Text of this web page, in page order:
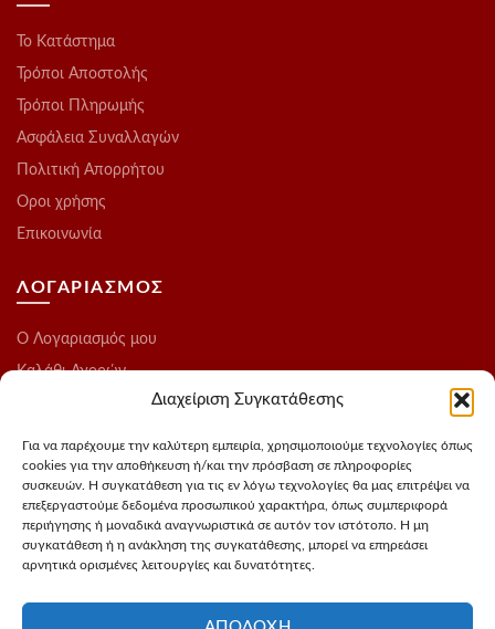
Διαχείριση Συγκατάθεσης
Για να παρέχουμε την καλύτερη εμπειρία, χρησιμοποιούμε τεχνολογίες όπως
cookies για την αποθήκευση ή/και την πρόσβαση σε πληροφορίες
συσκευών. Η συγκατάθεση για τις εν λόγω τεχνολογίες θα μας επιτρέψει να
επεξεργαστούμε δεδομένα προσωπικού χαρακτήρα, όπως συμπεριφορά
περιήγησης ή μοναδικά αναγνωριστικά σε αυτόν τον ιστότοπο. Η μη
συγκατάθεση ή η ανάκληση της συγκατάθεσης, μπορεί να επηρεάσει
αρνητικά ορισμένες λειτουργίες και δυνατότητες.
Το Kατάστημα
Τρόποι Αποστολής
Τρόποι Πληρωμής
Ασφάλεια Συναλλαγών
Πολιτική Απορρήτου
Οροι χρήσης
Επικοινωνία
ΛΟΓΑΡΙΑΣΜΟΣ
O Λογαριασμός μου
Καλάθι Αγορών
Ολοκλήρωση Παραγγελίας
Blog
ΑΚΟΛΟΥΘΗΣΤΕ ΜΑΣ
Instagram
FaceBook